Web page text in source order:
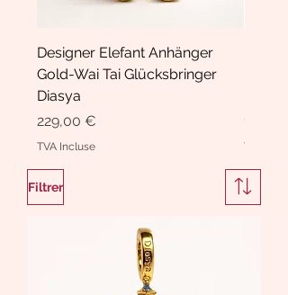
Designer Elefant Anhänger
Gold-Wai Tai Glücksbringer
Diasya
Prix
229,00 €
TVA Incluse
Prix
189,00
TVA
Filtrer